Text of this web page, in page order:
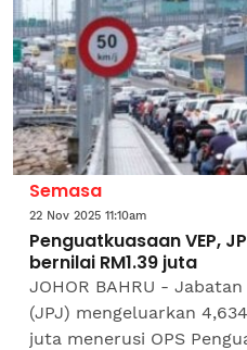
Semasa
22 Nov 2025 11:10am
Penguatkuasaan VEP,
bernilai RM1.39 juta
JOHOR BAHRU -
(JPJ) mengeluarkan
juta menerusi OPS